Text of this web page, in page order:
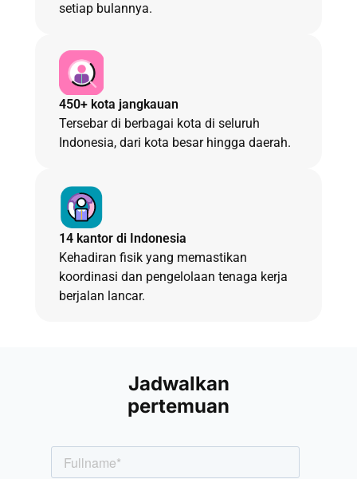
setiap bulannya.
450+ kota jangkauan
Tersebar di berbagai kota di seluruh
Indonesia, dari kota besar hingga daerah.
14 kantor di Indonesia
Kehadiran fisik yang memastikan
koordinasi dan pengelolaan tenaga kerja
berjalan lancar.
Jadwalkan
pertemuan